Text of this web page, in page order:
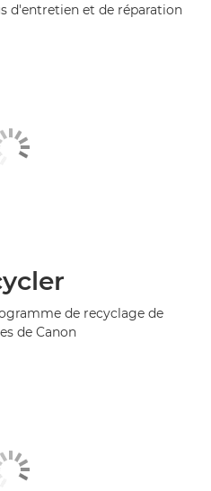
d'entretien et de réparation
de recyclage de
de Canon